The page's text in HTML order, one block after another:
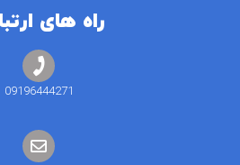
راه های
09196444271